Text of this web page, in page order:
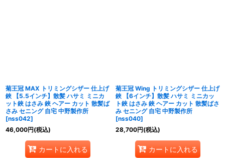
菊王冠 MAX トリミングシザー 仕上げ
鋏 【5.5インチ】散髪 ハサミ ミニカ
ット鋏 はさみ 鋏 ヘアー カット 散髪ば
さみ セニング 自宅 中野製作所
[nss042]
46,000円(税込)
カートに入れる
菊王冠 Wing トリミングシザー 仕上げ
鋏 【6インチ】散髪 ハサミ ミニカッ
ト鋏 はさみ 鋏 ヘアー カット 散髪ばさ
み セニング 自宅 中野製作所
[nss040]
28,700円(税込)
カートに入れる